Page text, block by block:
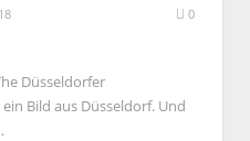
0
Düsseldorfer
Bild aus Düsseldorf. Und